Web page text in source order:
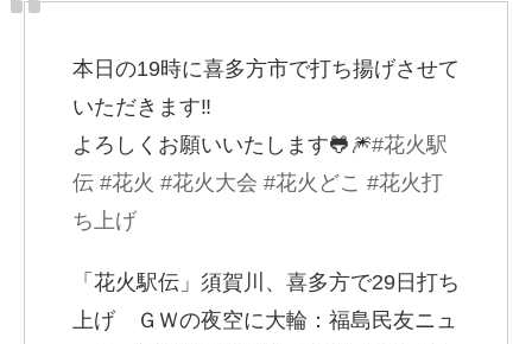
本日の19時に喜多方市で打ち揚げさせて
いただきます‼︎
よろしくお願いいたします🐸🎆#花火駅
伝 #花火 #花火大会 #花火どこ #花火打
ち上げ
「花火駅伝」須賀川、喜多方で29日打ち
上げ ＧＷの夜空に大輪：福島民友ニュ